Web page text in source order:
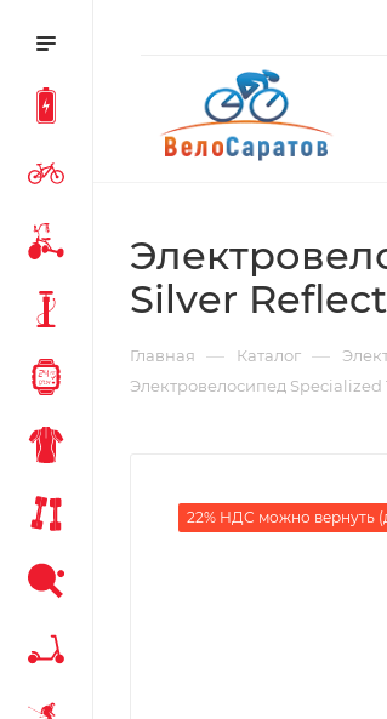
Silver
Главная — Каталог —
Электровелосипед Specialized
22% НДС можно